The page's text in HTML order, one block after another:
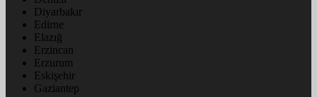
Diyarbakır
Edirne
Elazığ
Erzincan
Erzurum
Eskişehir
Gaziantep